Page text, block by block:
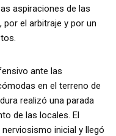
aspiraciones de las
el arbitraje y por un
ante las
en el terreno de
realizó una parada
de las locales. El
inicial y llegó